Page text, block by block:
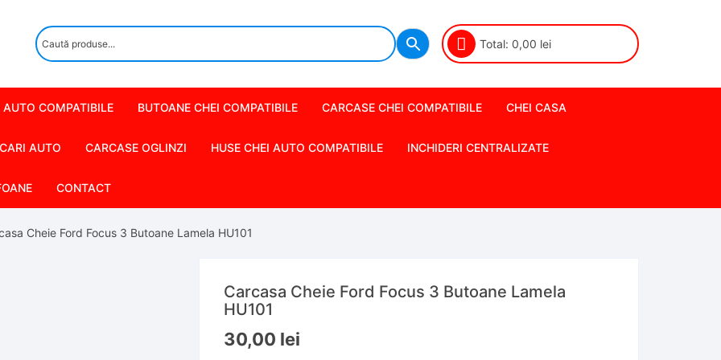
Total: 0,00 lei
AUTO COMPATIBILE BUTOANE CHEI COMPATIBILE CARCASE CHEI COMPATIBILE CHEI CASA
AUTO CARCASE OGLINZI HUSE CHEI AUTO COMPATIBILE INCHIDERI CENTRALIZATE
CONTACT
Cheie Ford Focus 3 Butoane Lamela HU101
Carcasa Cheie Ford Focus 3 Butoane Lamela
HU101
30,00 lei